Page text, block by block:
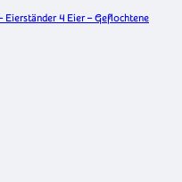
Eierständer 4 Eier – Geflochtene